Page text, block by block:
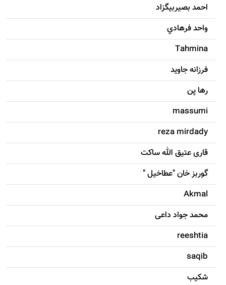
احمد بصيربيگزاد
واحد فرهادي
Tahmina
فرزانه جاويد
رها پن
massumi
reza mirdady
قاری عتیق الله ساکت
گوربز خان "عطاخیل "
Akmal
محمد جواد داعی
reeshtia
saqib
شکيب